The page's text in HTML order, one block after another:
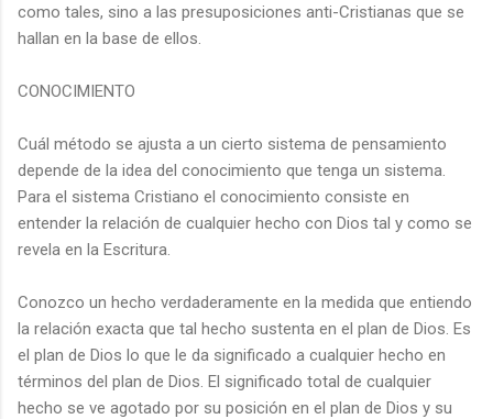
como tales, sino a las presuposiciones anti-Cristianas que se
hallan en la base de ellos.
CONOCIMIENTO
Cuál método se ajusta a un cierto sistema de pensamiento
depende de la idea del conocimiento que tenga un sistema.
Para el sistema Cristiano el conocimiento consiste en
entender la relación de cualquier hecho con Dios tal y como se
revela en la Escritura.
Conozco un hecho verdaderamente en la medida que entiendo
la relación exacta que tal hecho sustenta en el plan de Dios. Es
el plan de Dios lo que le da significado a cualquier hecho en
términos del plan de Dios. El significado total de cualquier
hecho se ve agotado por su posición en el plan de Dios y su